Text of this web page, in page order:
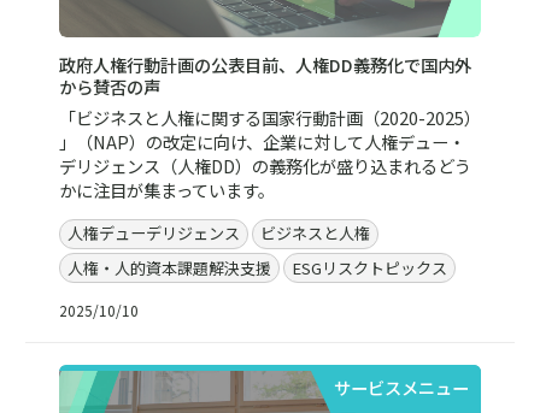
政府人権行動計画の公表目前、人権DD義務化で国内外
から賛否の声
「ビジネスと人権に関する国家行動計画（2020-2025）
」（NAP）の改定に向け、企業に対して人権デュー・
デリジェンス（人権DD）の義務化が盛り込まれるどう
かに注目が集まっています。
人権デューデリジェンス
ビジネスと人権
人権・人的資本課題解決支援
ESGリスクトピックス
2025/10/10
サービスメニュー